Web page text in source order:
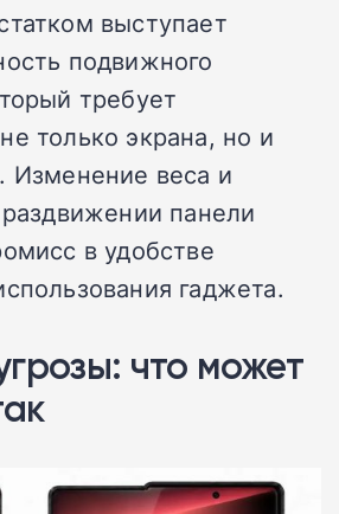
выступает
подвижного
требует
только экрана, но и
Изменение веса и
панели
в удобстве
гаджета.
что может